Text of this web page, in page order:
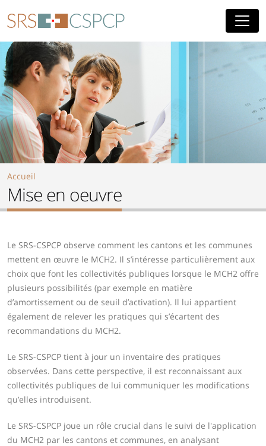
Accueil
Mise en oeuvre
Le SRS-CSPCP observe comment les cantons et les communes
mettent en œuvre le MCH2. Il s’intéresse particulièrement aux
choix que font les collectivités publiques lorsque le MCH2 offre
plusieurs possibilités (par exemple en matière
d’amortissement ou de seuil d’activation). Il lui appartient
également de relever les pratiques qui s’écartent des
recommandations du MCH2.
Le SRS-CSPCP tient à jour un inventaire des pratiques
observées. Dans cette perspective, il est reconnaissant aux
collectivités publiques de lui communiquer les modifications
qu’elles introduisent.
Le SRS-CSPCP joue un rôle crucial dans le suivi de l'application
du MCH2 par les cantons et communes, en analysant